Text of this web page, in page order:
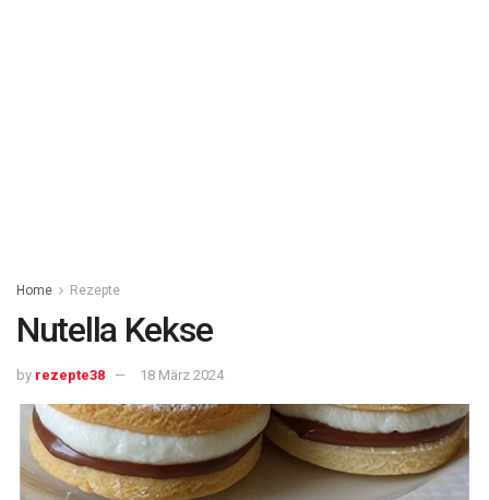
Home Rezepte
Nutella Kekse
by rezepte38 18 März 2024